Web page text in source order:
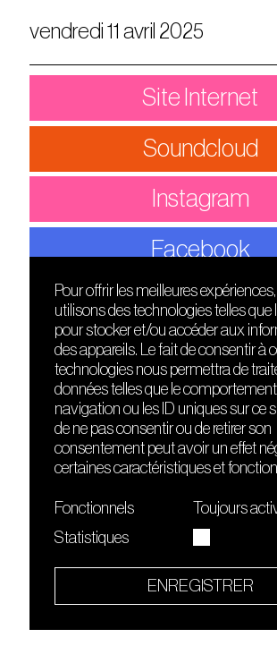
vendredi 11 avril 2025
Site Internet
Soundcloud
Instagram
Facebook
DÉCOUVRIR
Le lieu
Contact
Presse
Cours de DJing
TMLAB
Nuits
HEAT
Hôtel71
La
Le Sucre fait partie de
Quartier culturel et créatif
Pour offrir les meilleures
utilisons des technologies telles que
pour stocker et/ou accéder aux
des appareils. Le fait de consentir à
technologies nous permettra de
données telles que le
navigation ou les ID uniques sur ce
de ne pas consentir ou de retirer son
consentement peut avoir un effet
certaines caractéristiques et
Fonctionnels
Toujours
Statistiques
ENREGISTRER